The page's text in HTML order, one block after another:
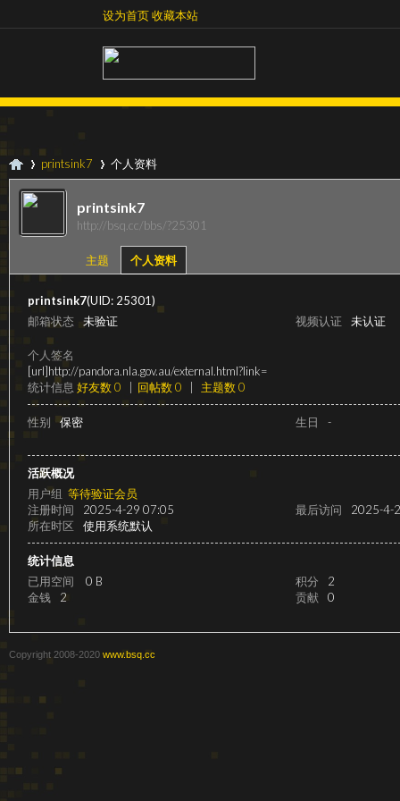
收藏本站设为首页收藏本站
速
›
printsink7 个人资料
printsink7
http://bsq.cc/bbs/?25301
主题 个人资料
printsink7(UID: 25301)
邮箱状态
未验证 视频认证 未认证
个人签名
[url]http://pandora.nla.gov.au/external.html?link=
统计信息 好友数 0 回帖数 0 主题数 0
性别 保密 生日 -
活跃概况
用户组 等待验证会员
注册时间
2025-4-29 07:05 最后访问
2025-4-
所在时区
使用系统默认
统计信息
已用空间
0 B 积分
2
金钱
2 贡献 0
Copyright 2008-2020 www.bsq.cc